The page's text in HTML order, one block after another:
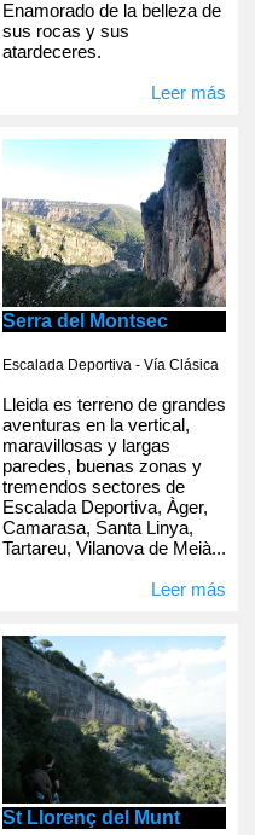
Enamorado de la belleza de
sus rocas y sus
atardeceres.
Leer más
Serra del Montsec
Escalada Deportiva - Vía Clásica
Lleida es terreno de grandes
aventuras en la vertical,
maravillosas y largas
paredes, buenas zonas y
tremendos sectores de
Escalada Deportiva, Àger,
Camarasa, Santa Linya,
Tartareu, Vilanova de Meià...
Leer más
St Llorenç del Munt